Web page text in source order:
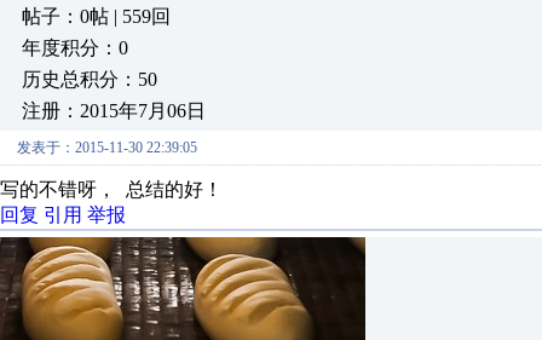
帖子：0帖 | 559回
年度积分：0
历史总积分：50
注册：2015年7月06日
发表于：2015-11-30 22:39:05
写的不错呀， 总结的好！
回复 引用 举报